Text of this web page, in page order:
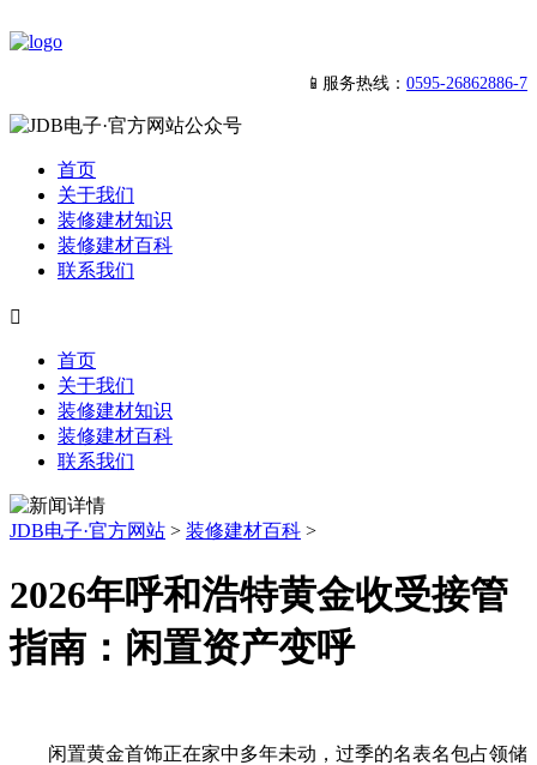
📱服务热线： 0595-26862886-7
首页
关于我们
装修建材知识
装修建材百科
联系我们

首页
关于我们
装修建材知识
装修建材百科
联系我们
JDB电子·官方网站 > 装修建材百科 >
2026年呼和浩特黄金收受接管
指南：闲置资产变呼
闲置黄金首饰正在家中多年未动，过季的名表名包占领储